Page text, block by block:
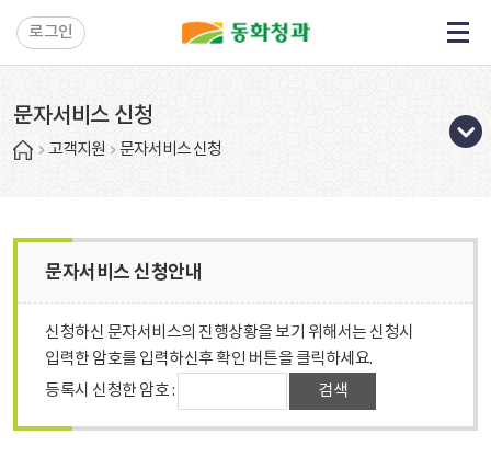
로그인
문자서비스 신청
고객지원 문자서비스 신청
문자서비스 신청안내
신청하신 문자서비스의 진행상황을 보기 위해서는 신청시
입력한 암호를 입력하신후 확인 버튼을 클릭하세요.
등록시 신청한 암호 :
검색